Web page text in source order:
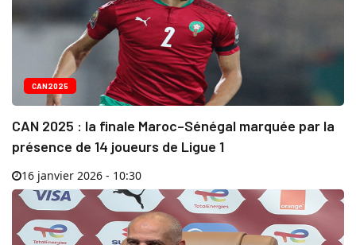
CAN2025
CAN 2025 : la finale Maroc–Sénégal marquée par la
présence de 14 joueurs de Ligue 1
16 janvier 2026 - 10:30